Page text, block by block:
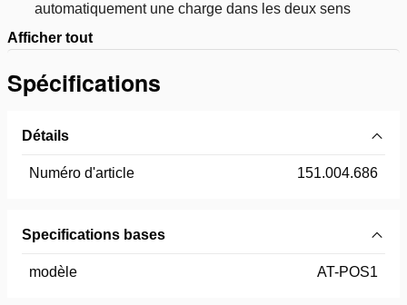
automatiquement une charge dans les deux sens
Afficher tout
Spécifications
Détails
Numéro d'article 151.004.686
Specifications bases
modèle AT-POS1